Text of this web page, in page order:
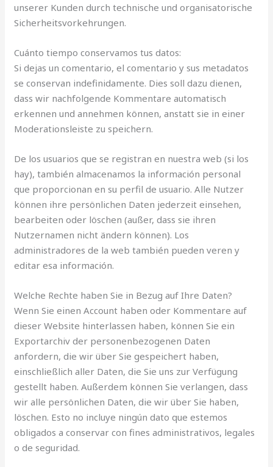
unserer Kunden durch technische und organisatorische
Sicherheitsvorkehrungen.
Cuánto tiempo conservamos tus datos:
Si dejas un comentario, el comentario y sus metadatos
se conservan indefinidamente. Dies soll dazu dienen,
dass wir nachfolgende Kommentare automatisch
erkennen und annehmen können, anstatt sie in einer
Moderationsleiste zu speichern.
De los usuarios que se registran en nuestra web (si los
hay), también almacenamos la información personal
que proporcionan en su perfil de usuario. Alle Nutzer
können ihre persönlichen Daten jederzeit einsehen,
bearbeiten oder löschen (außer, dass sie ihren
Nutzernamen nicht ändern können). Los
administradores de la web también pueden veren y
editar esa información.
Welche Rechte haben Sie in Bezug auf Ihre Daten?
Wenn Sie einen Account haben oder Kommentare auf
dieser Website hinterlassen haben, können Sie ein
Exportarchiv der personenbezogenen Daten
anfordern, die wir über Sie gespeichert haben,
einschließlich aller Daten, die Sie uns zur Verfügung
gestellt haben. Außerdem können Sie verlangen, dass
wir alle persönlichen Daten, die wir über Sie haben,
löschen. Esto no incluye ningún dato que estemos
obligados a conservar con fines administrativos, legales
o de seguridad.